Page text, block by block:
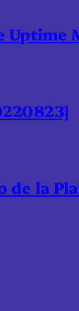
Uptime
de la